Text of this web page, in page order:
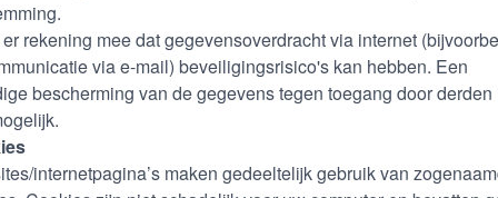
rekening mee dat gegevensoverdracht via internet
via e-mail) beveiligingsrisico's kan hebben. Een
bescherming van de gegevens tegen toegang door derden
internetpagina’s maken gedeeltelijk gebruik van